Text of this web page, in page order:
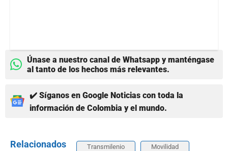
Únase a nuestro canal de Whatsapp y manténgase
al tanto de los hechos más relevantes.
✔️ Síganos en Google Noticias con toda la
información de Colombia y el mundo.
Relacionados Transmilenio Movilidad